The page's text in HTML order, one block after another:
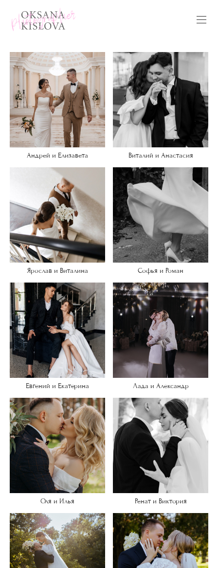
Андрей и Елизавета Виталий и Анастасия
Ярослав и Виталина Софья и Роман
Евгений и Екатерина Лада и Александр
Оля и Илья Ренат и Виктория